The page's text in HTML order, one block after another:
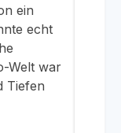
ein
echt
Welt war
Tiefen